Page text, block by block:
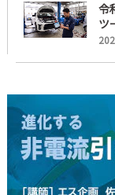
令
ツ
受